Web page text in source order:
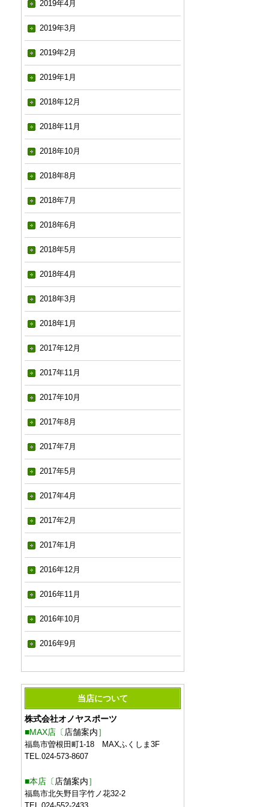
2019年4月
2019年3月
2019年2月
2019年1月
2018年12月
2018年11月
2018年10月
2018年8月
2018年7月
2018年6月
2018年5月
2018年4月
2018年3月
2018年1月
2017年12月
2017年11月
2017年10月
2017年8月
2017年7月
2017年5月
2017年4月
2017年2月
2017年1月
2016年12月
2016年11月
2016年10月
2016年9月
当店について
株式会社オノヤスポーツ
■MAX店〔 店舗案内］
福島市曽根田町1-18 MAXふくしま3F
TEL.024-573-8607
■本店〔 店舗案内］
福島市北矢野目字竹ノ花32-2